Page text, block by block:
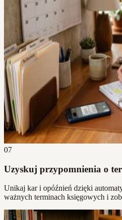
07
Uzyskuj przypomnienia o
Unikaj kar i opóźnień dzięki
ważnych terminach księgowych i